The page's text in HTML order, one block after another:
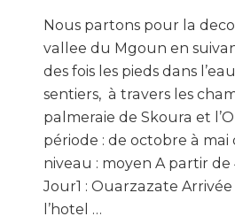
Nous partons pour la
vallee du Mgoun en
des fois les pieds dans
sentiers, à travers les
palmeraie de Skoura et
période : de octobre à
niveau : moyen A partir de
Jour1 : Ouarzazate
l’hotel …